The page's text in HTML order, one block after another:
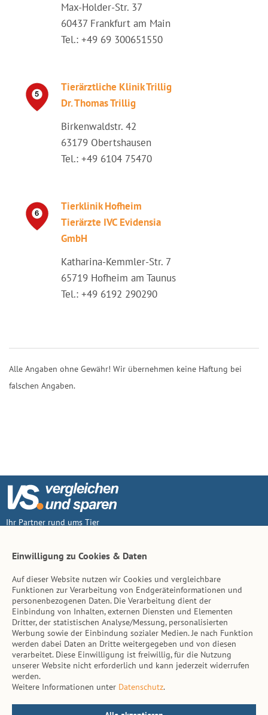
Max-Holder-Str. 37
60437 Frankfurt am Main
Tel.: +49 69 300651550
Tierärztliche Klinik Trillig
Dr. Thomas Trillig
Birkenwaldstr. 42
63179 Obertshausen
Tel.: +49 6104 75470
Tierklinik Hofheim
Tierärzte IVC Evidensia
GmbH
Katharina-Kemmler-Str. 7
65719 Hofheim am Taunus
Tel.: +49 6192 290290
Alle Angaben ohne Gewähr! Wir übernehmen keine Haftung bei
falschen Angaben.
Ihr Partner rund ums Tier
Inhalt
Tierarzt-Suche
Hinweise
AGB
Impressum
Datenschutz
Kontakt
Einwilligung zu Cookies & Daten
Auf dieser Website nutzen wir Cookies und vergleichbare
Funktionen zur Verarbeitung von Endgeräteinformationen und
personenbezogenen Daten. Die Verarbeitung dient der
Einbindung von Inhalten, externen Diensten und Elementen
Dritter, der statistischen Analyse/Messung, personalisierten
Werbung sowie der Einbindung sozialer Medien. Je nach Funktion
werden dabei Daten an Dritte weitergegeben und von diesen
verarbeitet. Diese Einwilligung ist freiwillig, für die Nutzung
unserer Website nicht erforderlich und kann jederzeit widerrufen
werden.
Weitere Informationen unter Datenschutz.